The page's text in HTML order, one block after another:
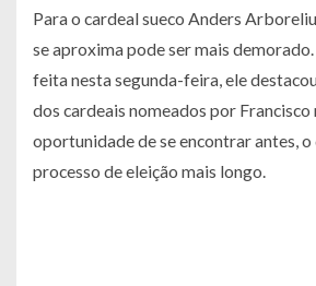
Para o cardeal sueco Anders
se aproxima pode ser mais
feita nesta segunda-feira, ele
dos cardeais nomeados por Francisco
oportunidade de se encontrar antes,
processo de eleição mais longo.